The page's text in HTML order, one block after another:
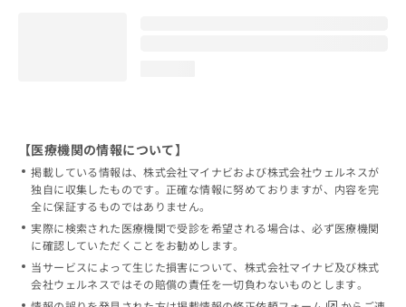
【医療機関の情報について】
掲載している情報は、株式会社マイナビおよび株式会社ウェルネスが
独自に収集したものです。正確な情報に努めておりますが、内容を完
全に保証するものではありません。
実際に検索された医療機関で受診を希望される場合は、必ず医療機関
に確認していただくことをお勧めします。
当サービスによって生じた損害について、株式会社マイナビ及び株式
会社ウェルネスではその賠償の責任を一切負わないものとします。